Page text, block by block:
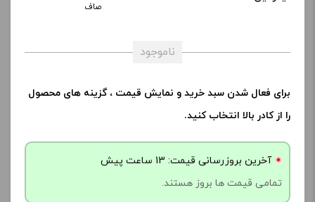
صاف
ناموجود
برای فعال شدن سبد خرید و نمایش قیمت ، گزینه های محصول
را از کادر بالا انتخاب کنید.
آخرین بروزرسانی قیمت: 13 ساعت پیش
تمامی قیمت ها بروز هستند.